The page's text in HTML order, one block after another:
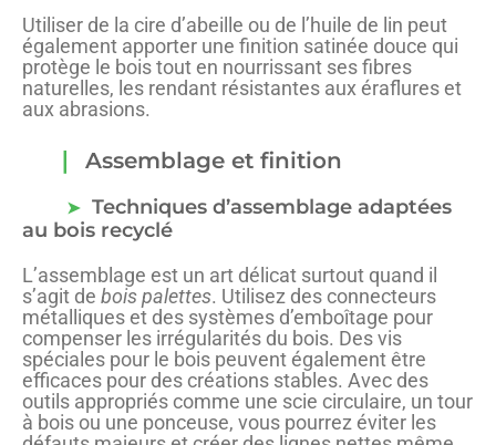
Utiliser de la cire d’abeille ou de l’huile de lin peut
également apporter une finition satinée douce qui
protège le bois tout en nourrissant ses fibres
naturelles, les rendant résistantes aux éraflures et
aux abrasions.
Assemblage et finition
Techniques d’assemblage adaptées
au bois recyclé
L’assemblage est un art délicat surtout quand il
s’agit de bois palettes. Utilisez des connecteurs
métalliques et des systèmes d’emboîtage pour
compenser les irrégularités du bois. Des vis
spéciales pour le bois peuvent également être
efficaces pour des créations stables. Avec des
outils appropriés comme une scie circulaire, un tour
à bois ou une ponceuse, vous pourrez éviter les